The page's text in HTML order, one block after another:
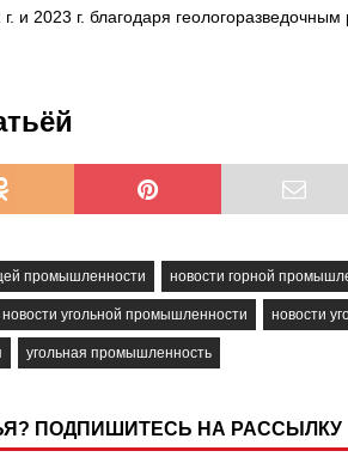
г. и 2023 г. благодаря
промышленности новости горной
новости угольной промышленности новости
угольная промышленность
ПОДПИШИТЕСЬ НА РАССЫЛКУ